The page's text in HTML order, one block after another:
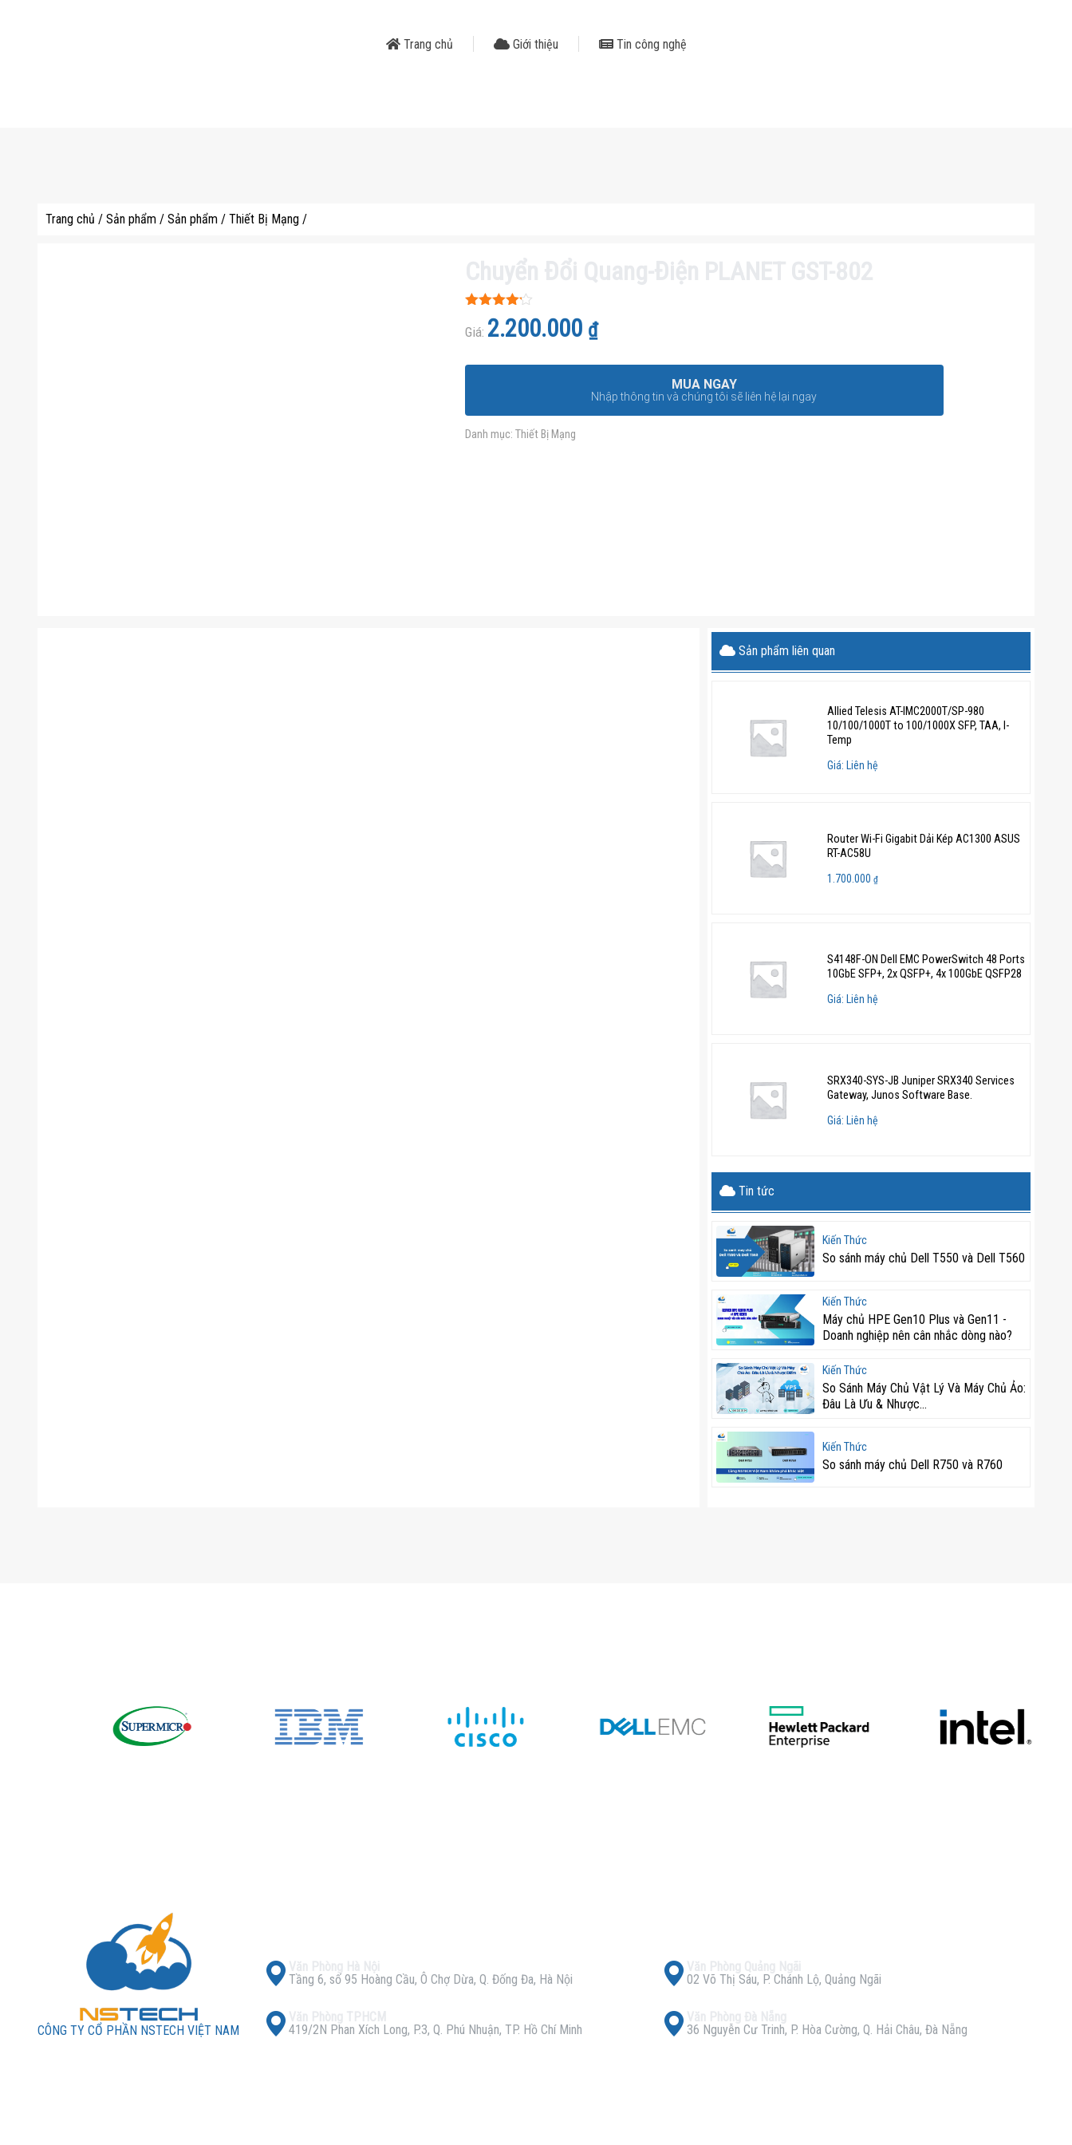
Trang chủ Giới thiệu Tin công nghệ
Trang chủ / Sản phẩm / Sản phẩm / Thiết Bị Mạng /
Được xếp
hạng4.1
Giá: 2.200.000 ₫
MUA NGAY
Nhập thông tin và chúng tôi sẽ liên hệ lại ngay
Danh mục: Thiết Bị Mạng
Sản phẩm liên quan
Allied Telesis AT-IMC2000T/SP-980
10/100/1000T to 100/1000X SFP, TAA, I-
Temp
Giá: Liên hệ
Router Wi-Fi Gigabit Dải Kép AC1300 ASUS
RT-AC58U
1.700.000₫
S4148F-ON Dell EMC PowerSwitch 48 Ports
10GbE SFP+, 2x QSFP+, 4x 100GbE QSFP28
Giá: Liên hệ
SRX340-SYS-JB Juniper SRX340 Services
Gateway, Junos Software Base.
Giá: Liên hệ
Tin tức
Kiến Thức
So sánh máy chủ Dell T550 và Dell T560
Kiến Thức
Máy chủ HPE Gen10 Plus và Gen11 -
Doanh nghiệp nên cân nhắc dòng nào?
Kiến Thức
So Sánh Máy Chủ Vật Lý Và Máy Chủ Ảo:
Đâu Là Ưu & Nhược...
Kiến Thức
So sánh máy chủ Dell R750 và R760
CÔNG TY CỔ PHẦN NSTECH VIỆT NAM
Tầng 6, số 95 Hoàng Cầu, Ô Chợ Dừa, Q. Đống Đa, Hà Nội
02 Võ Thị Sáu, P. Chánh Lộ, Quảng Ngãi
419/2N Phan Xích Long, P.3, Q. Phú Nhuận, TP. Hồ Chí Minh
36 Nguyễn Cư Trinh, P. Hòa Cường, Q. Hải Châu, Đà Nẵng